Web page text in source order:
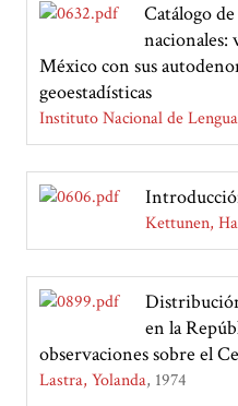
Catálogo
nacionales:
México con sus
geoestadísticas
Instituto Nacional de
Kettunen,
en la
observaciones sobre el
Lastra, Yolanda 1974